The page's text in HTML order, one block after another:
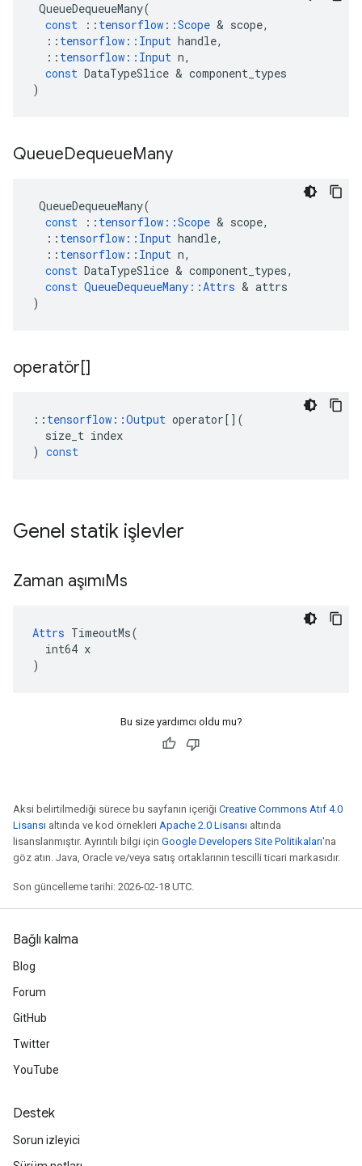
QueueDequeueMany(
const
:: tensorflow ::Scope & scope,
:: tensorflow :: Input handle,
:: tensorflow :: Input n,
const DataTypeSlice & component_types
)
QueueDequeueMany
QueueDequeueMany(
const
:: tensorflow ::Scope & scope,
:: tensorflow :: Input handle,
:: tensorflow :: Input n,
const DataTypeSlice & component_types,
const QueueDequeueMany ::Attrs & attrs
)
operatör[]
:: tensorflow ::Output operator[](
size_t index
) const
Genel statik işlevler
Zaman aşımıMs
Attrs TimeoutMs(
  int64 x
)
Bu size yardımcı oldu mu?
Aksi belirtilmediği sürece bu sayfanın içeriği Creative Commons Atıf 4.0
Lisansı altında ve kod örnekleri Apache 2.0 Lisansı altında
lisanslanmıştır. Ayrıntılı bilgi için Google Developers Site Politikaları'na
göz atın. Java, Oracle ve/veya satış ortaklarının tescilli ticari markasıdır.
Son güncelleme tarihi: 2026-02-18 UTC.
Bağlı kalma
Blog
Forum
GitHub
Twitter
YouTube
Destek
Sorun izleyici